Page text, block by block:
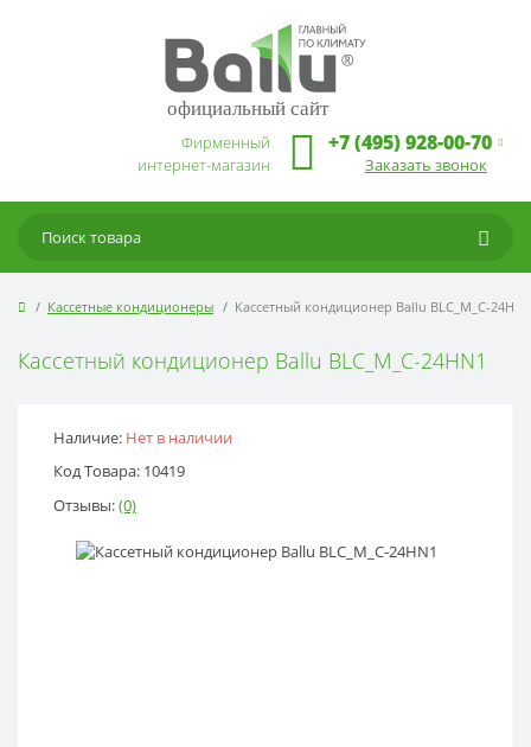
официальный сайт
Фирменный
интернет-магазин
+7 (495) 928-00-70
Заказать звонок
Кассетные кондиционеры Кассетный кондиционер Ballu BLC_M_C-24HN1
Кассетный кондиционер Ballu BLC_M_C-24HN1
Наличие: Нет в наличии
Код Товара: 10419
Отзывы:(0)